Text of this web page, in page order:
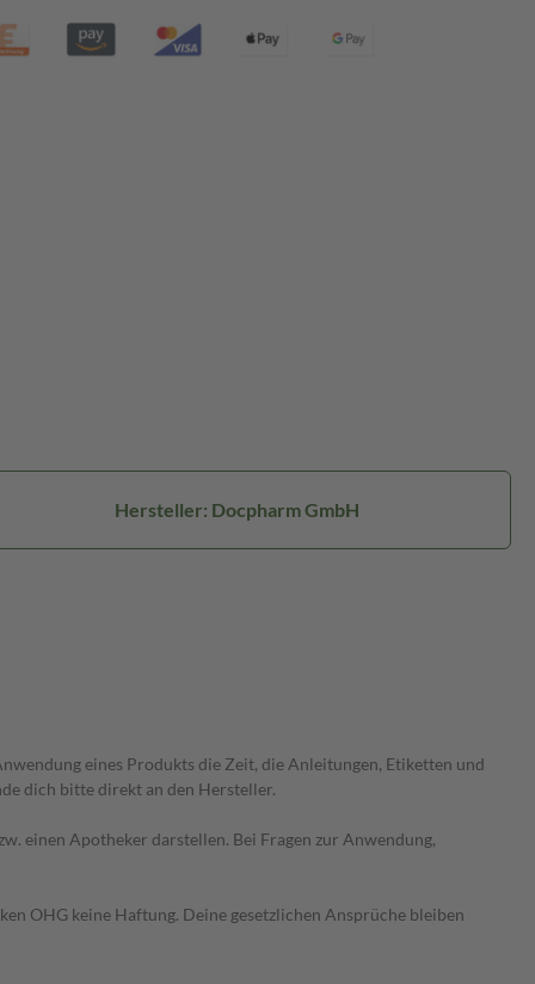
Hersteller: Docpharm GmbH
eines Produkts die Zeit, die Anleitungen, Etiketten und
dich bitte direkt an den Hersteller.
einen Apotheker darstellen. Bei Fragen zur Anwendung,
OHG keine Haftung. Deine gesetzlichen Ansprüche bleiben